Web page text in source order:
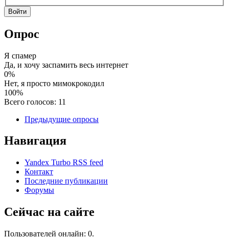
Опрос
Я спамер
Да, и хочу заспамить весь интернет
0%
Нет, я просто мимокрокодил
100%
Всего голосов: 11
Предыдущие опросы
Навигация
Yandex Turbo RSS feed
Контакт
Последние публикации
Форумы
Сейчас на сайте
Пользователей онлайн: 0.